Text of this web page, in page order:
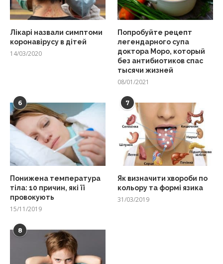
Лікарі назвали симптоми
коронавірусу в дітей
14/03/2020
Попробуйте рецепт
легендарного супа
доктора Моро, который
без антибиотиков спас
тысячи жизней
08/01/2021
6
Понижена температура
тіла: 10 причин, які її
провокують
15/11/2019
7
Як визначити хвороби по
кольору та формі язика
31/03/2019
8